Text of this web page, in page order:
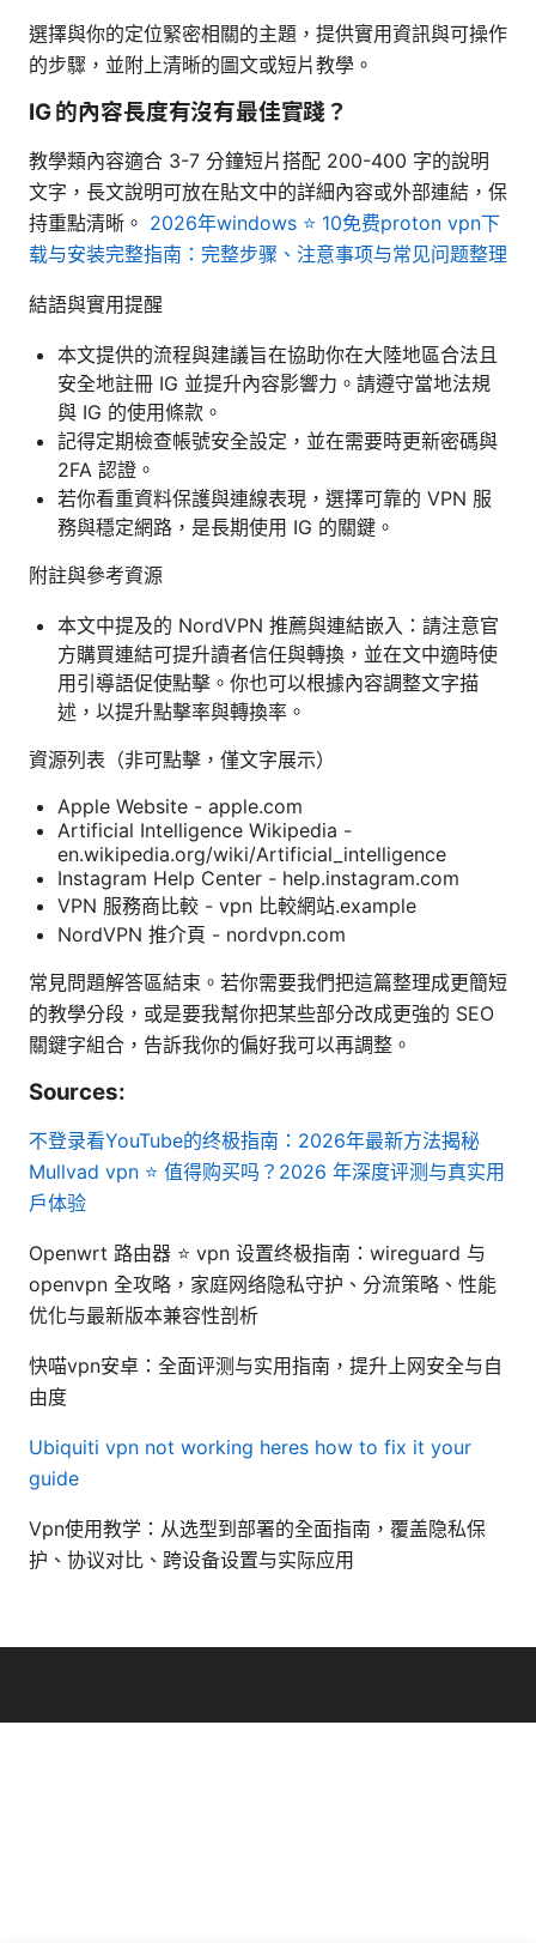
選擇與你的定位緊密相關的主題，提供實用資訊與可操作
的步驟，並附上清晰的圖文或短片教學。
IG 的內容長度有沒有最佳實踐？
教學類內容適合 3-7 分鐘短片搭配 200-400 字的說明
文字，長文說明可放在貼文中的詳細內容或外部連結，保
持重點清晰。 2026年windows ⭐ 10免费proton vpn下
载与安装完整指南：完整步骤、注意事项与常见问题整理
結語與實用提醒
本文提供的流程與建議旨在協助你在大陸地區合法且
安全地註冊 IG 並提升內容影響力。請遵守當地法規
與 IG 的使用條款。
記得定期檢查帳號安全設定，並在需要時更新密碼與
2FA 認證。
若你看重資料保護與連線表現，選擇可靠的 VPN 服
務與穩定網路，是長期使用 IG 的關鍵。
附註與參考資源
本文中提及的 NordVPN 推薦與連結嵌入：請注意官
方購買連結可提升讀者信任與轉換，並在文中適時使
用引導語促使點擊。你也可以根據內容調整文字描
述，以提升點擊率與轉換率。
資源列表（非可點擊，僅文字展示）
Apple Website - apple.com
Artificial Intelligence Wikipedia -
en.wikipedia.org/wiki/Artificial_intelligence
Instagram Help Center - help.instagram.com
VPN 服務商比較 - vpn 比較網站.example
NordVPN 推介頁 - nordvpn.com
常見問題解答區結束。若你需要我們把這篇整理成更簡短
的教學分段，或是要我幫你把某些部分改成更強的 SEO
關鍵字組合，告訴我你的偏好我可以再調整。
Sources:
不登录看YouTube的终极指南：2026年最新方法揭秘
Mullvad vpn ⭐ 值得购买吗？2026 年深度评测与真实用
户体验
Openwrt 路由器 ⭐ vpn 设置终极指南：wireguard 与
openvpn 全攻略，家庭网络隐私守护、分流策略、性能
优化与最新版本兼容性剖析
快喵vpn安卓：全面评测与实用指南，提升上网安全与自
由度
Ubiquiti vpn not working heres how to fix it your
guide
Vpn使用教学：从选型到部署的全面指南，覆盖隐私保
护、协议对比、跨设备设置与实际应用